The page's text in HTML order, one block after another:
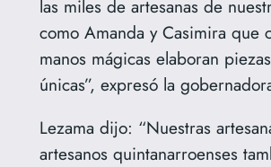
las miles de artesanas de
como Amanda y Casimira que
manos mágicas elaboran
únicas”, expresó la
Lezama dijo: “Nuestras
artesanos quintanarroenses